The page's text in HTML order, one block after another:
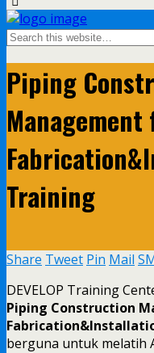
Piping
Training
Share Tweet Pin Mail
DEVELOP Training
Piping Construction
berguna untuk melatih